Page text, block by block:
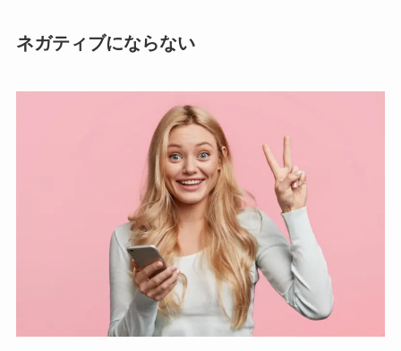
ネガティブにならない